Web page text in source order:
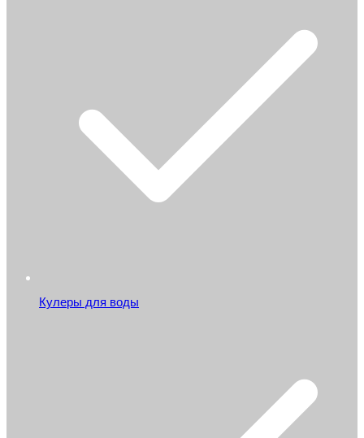
Кулеры для воды